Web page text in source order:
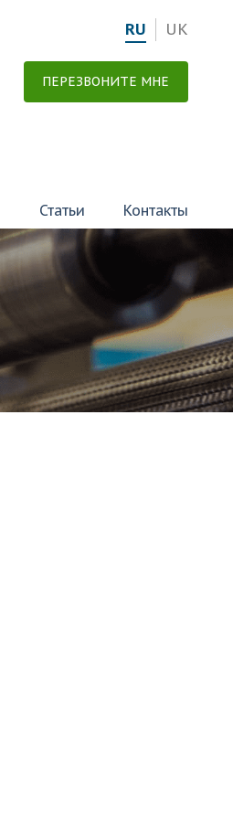
UK
RU
ПЕРЕЗВОНИТЕ МНЕ
Статьи Контакты